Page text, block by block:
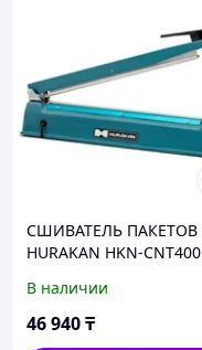
СШИВАТЕЛЬ ПАКЕТОВ
HURAKAN HKN-CNT400
В наличии
46 940₸